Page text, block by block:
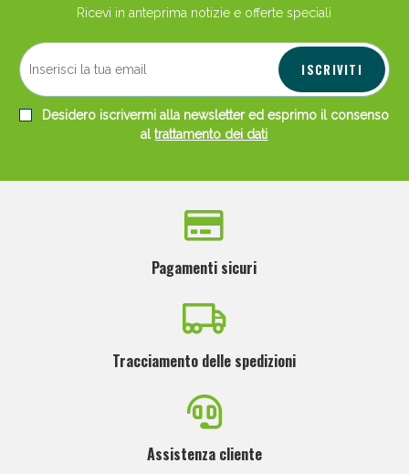
Ricevi in anteprima notizie e offerte speciali
ISCRIVITI
Desidero iscrivermi alla newsletter ed esprimo il consenso
altrattamento dei dati
Pagamenti sicuri
Tracciamento delle spedizioni
Assistenza cliente